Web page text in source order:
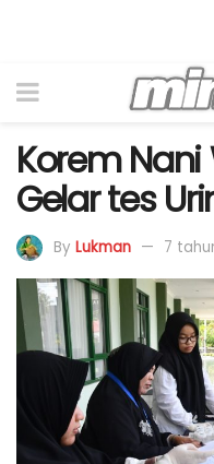
Korem
Gelar tes
By Lukman 7